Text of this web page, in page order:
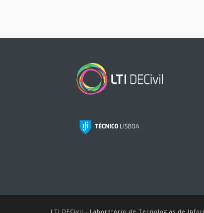
LTI DECivil - Laboratório de Tecnologias de